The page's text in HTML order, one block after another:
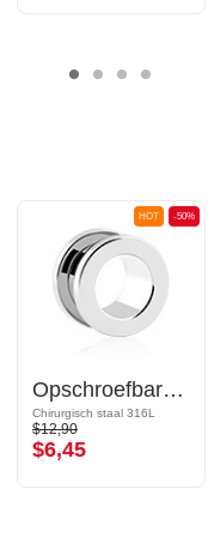
-50%
HOT
Opschroefbare tunnel (chirurgisch staal, zilver, glanzende afwerking)
Chirurgisch staal 316L
$12,90
$6,45